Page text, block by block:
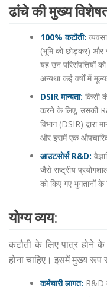
ढांचे की मुख्य
100% कटौती:
(भूमि को छोड़कर) और
यह उन परिसंपत्तियों
अन्यथा कई वर्षों में
DSIR मान्यता: किसी
करने के लिए, उसकी
विभाग (DSIR) द्वारा
और इसमें एक
आउटसोर्स R&D:
जैसे राष्ट्रीय
को किए गए भुगतानों के
योग्य व्यय:
कटौती के लिए पात्र होने
होना चाहिए। इसमें मुख्य रूप
कर्मचारी लागत: R&D